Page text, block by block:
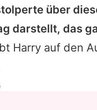
über
darstellt, das
Harry auf den